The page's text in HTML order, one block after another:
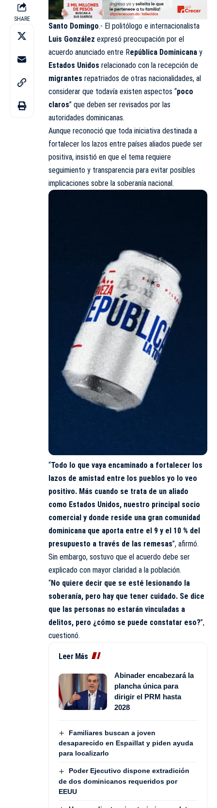
SHARE
Santo Domingo.- El politólogo e internacionalista
Luis González expresó preocupación por el
acuerdo anunciado entre República Dominicana y
Estados Unidos relacionado con la recepción de
migrantes repatriados de otras nacionalidades, al
considerar que todavía existen aspectos “poco
claros” que deben ser revisados por las
autoridades dominicanas.
Aunque reconoció que toda iniciativa destinada a
fortalecer los lazos entre países aliados puede ser
positiva, insistió en que el tema requiere
seguimiento y transparencia para evitar posibles
implicaciones sobre la soberanía nacional.
“Todo lo que vaya encaminado a fortalecer los
lazos de amistad entre los pueblos yo lo veo
positivo. Más cuando se trata de un aliado
como Estados Unidos, nuestro principal socio
comercial y donde reside una gran comunidad
dominicana que aporta entre el 9 y el 10 % del
presupuesto a través de las remesas”, afirmó.
Sin embargo, sostuvo que el acuerdo debe ser
explicado con mayor claridad a la población.
“No quiere decir que se esté lesionando la
soberanía, pero hay que tener cuidado. Se dice
que las personas no estarán vinculadas a
delitos, pero ¿cómo se puede constatar eso?”,
cuestionó.
Leer Más
Abinader encabezará la
plancha única para
dirigir el PRM hasta
2028
Familiares buscan a joven
desaparecido en Espaillat y piden ayuda
para localizarlo
Poder Ejecutivo dispone extradición
de dos dominicanos requeridos por
EEUU